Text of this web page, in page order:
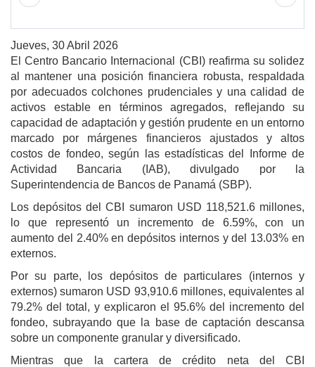
Jueves, 30 Abril 2026
El Centro Bancario Internacional (CBI) reafirma su solidez
al mantener una posición financiera robusta, respaldada
por adecuados colchones prudenciales y una calidad de
activos estable en términos agregados, reflejando su
capacidad de adaptación y gestión prudente en un entorno
marcado por márgenes financieros ajustados y altos
costos de fondeo, según las estadísticas del Informe de
Actividad Bancaria (IAB), divulgado por la
Superintendencia de Bancos de Panamá (SBP).
Los depósitos del CBI sumaron USD 118,521.6 millones,
lo que representó un incremento de 6.59%, con un
aumento del 2.40% en depósitos internos y del 13.03% en
externos.
Por su parte, los depósitos de particulares (internos y
externos) sumaron USD 93,910.6 millones, equivalentes al
79.2% del total, y explicaron el 95.6% del incremento del
fondeo, subrayando que la base de captación descansa
sobre un componente granular y diversificado.
Mientras que la cartera de crédito neta del CBI